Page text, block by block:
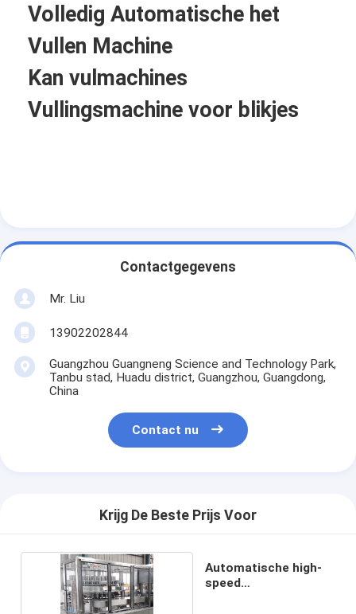
Volledig Automatische het
Vullen Machine
Kan vulmachines
Vullingsmachine voor blikjes
Contactgegevens
Mr. Liu
13902202844
Guangzhou Guangneng Science and Technology Park,
Tanbu stad, Huadu district, Guangzhou, Guangdong,
China
Contact nu
Krijg De Beste Prijs Voor
Automatische high-
speed